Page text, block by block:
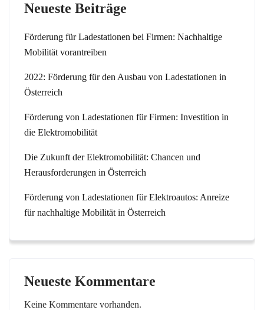
Neueste Beiträge
Förderung für Ladestationen bei Firmen: Nachhaltige
Mobilität vorantreiben
2022: Förderung für den Ausbau von Ladestationen in
Österreich
Förderung von Ladestationen für Firmen: Investition in
die Elektromobilität
Die Zukunft der Elektromobilität: Chancen und
Herausforderungen in Österreich
Förderung von Ladestationen für Elektroautos: Anreize
für nachhaltige Mobilität in Österreich
Neueste Kommentare
Keine Kommentare vorhanden.